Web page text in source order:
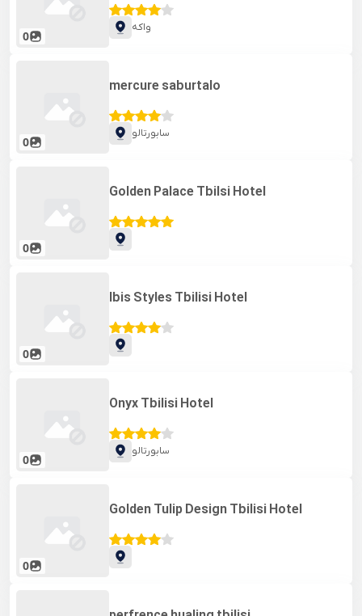
0
واکه
0
mercure saburtalo
سابورتالو
0
Golden Palace Tbilsi Hotel
0
Ibis Styles Tbilisi Hotel
0
Onyx Tbilisi Hotel
سابورتالو
0
Golden Tulip Design Tbilisi Hotel